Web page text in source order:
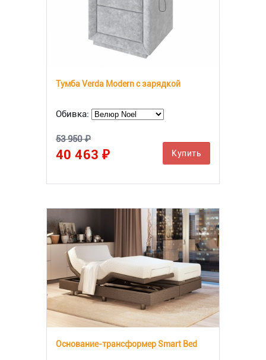
Тумба Verda Modern с зарядкой
Обивка:
53 950 ₽
40 463 ₽ Купить
Основание-трансформер Smart Bed